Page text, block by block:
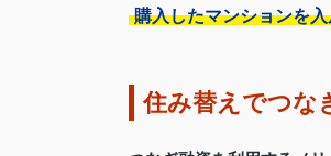
購入したマンションを
住み替えでつな